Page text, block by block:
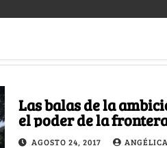
Las balas de la
el poder de la
venezolana
AGOSTO 24, 2017